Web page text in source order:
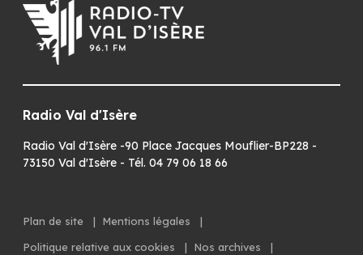
Radio Val d'Isère
Radio Val d'Isère -90 Place Jacques Mouflier-BP228 -
73150 Val d'Isère - Tél. 04 79 06 18 66
Plan de site | Mentions légales
|
Politique relative aux cookies
| Nos archives |